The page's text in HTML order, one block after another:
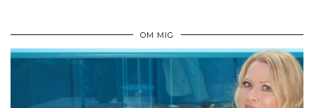
OM MIG